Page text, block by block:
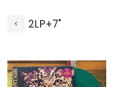
2LP+7"